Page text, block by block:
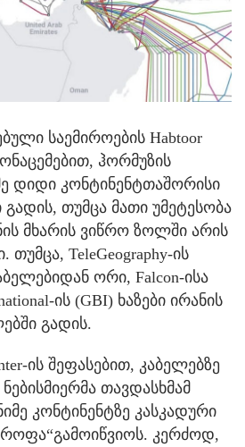
საემიროების Habtoor
ჰორმუზის
დიდი კონტინენტთაშორისი
თუმცა მათი უმეტესობა
მხარის ვიწრო ზოლში არის
TeleGeography-ის
ორი, Falcon-ისა
ის (GBI) ხაზები ირანის
გადის.
ის შეფასებით, კაბელებზე
თავდასხმამ
კონტინენტზე კასკადური
კერძოდ,